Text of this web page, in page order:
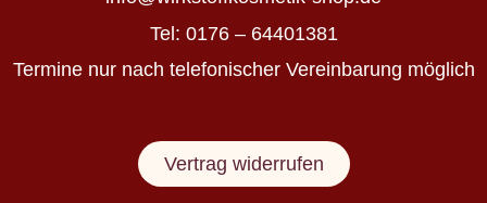
Tel: 0176 – 64401381
Termine nur nach telefonischer Vereinbarung möglich
Vertrag widerrufen